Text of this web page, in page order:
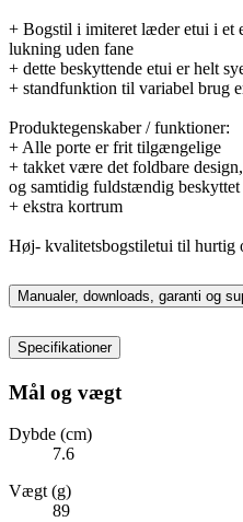
+ Bogstil i imiteret læder etui i et
lukning uden fane
+ dette beskyttende etui er helt
+ standfunktion til variabel brug
Produktegenskaber / funktioner:
+ Alle porte er frit tilgængelige
+ takket være det foldbare
og samtidig fuldstændig beskyttet
+ ekstra kortrum
Høj- kvalitetsbogstiletui til hurtig
Manualer, downloads, garanti og
Specifikationer
Mål og vægt
Dybde (cm)
7.6
Vægt (g)
89